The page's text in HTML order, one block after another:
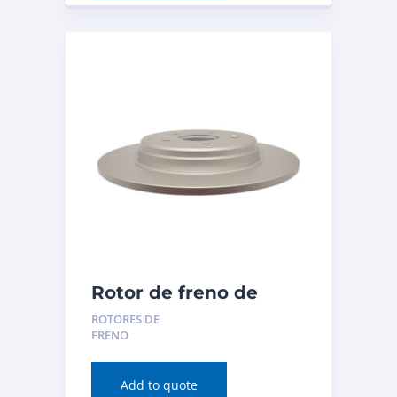
Rotor de freno de
disco (trasero) para
Acura TLX 2020
ROTORES DE
FRENO
Add to quote